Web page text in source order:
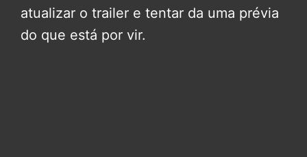
atualizar o trailer e tentar da uma prévia
do que está por vir.